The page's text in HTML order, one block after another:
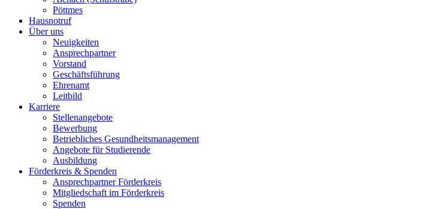
Pöttmes
Hausnotruf
Über uns
Neuigkeiten
Ansprechpartner
Vorstand
Geschäftsführung
Ehrenamt
Leitbild
Karriere
Stellenangebote
Bewerbung
Betriebliches Gesundheitsmanagement
Angebote für Studierende
Ausbildung
Förderkreis & Spenden
Ansprechpartner Förderkreis
Mitgliedschaft im Förderkreis
Spenden